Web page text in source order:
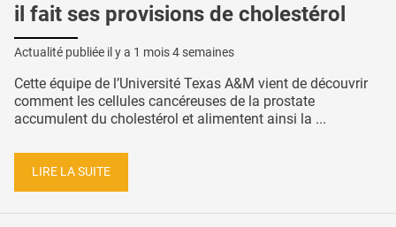
il fait ses provisions de cholestérol
Actualité publiée il y a 1 mois 4 semaines
Cette équipe de l’Université Texas A&M vient de découvrir
comment les cellules cancéreuses de la prostate
accumulent du cholestérol et alimentent ainsi la ...
LIRE LA SUITE